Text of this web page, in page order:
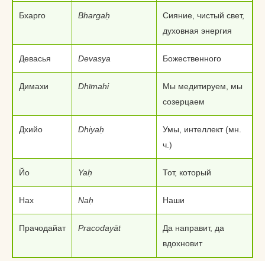
Бхарго Bhargaḥ
Сияние, чистый свет,
духовная энергия
Девасья Devasya Божественного
Димахи Dhīmahi
Мы медитируем, мы
созерцаем
Дхийо Dhiyaḥ
Умы, интеллект (мн.
ч.)
Йо Yaḥ Тот, который
Нах Naḥ Наши
Прачодайат Pracodayāt
Да направит, да
вдохновит